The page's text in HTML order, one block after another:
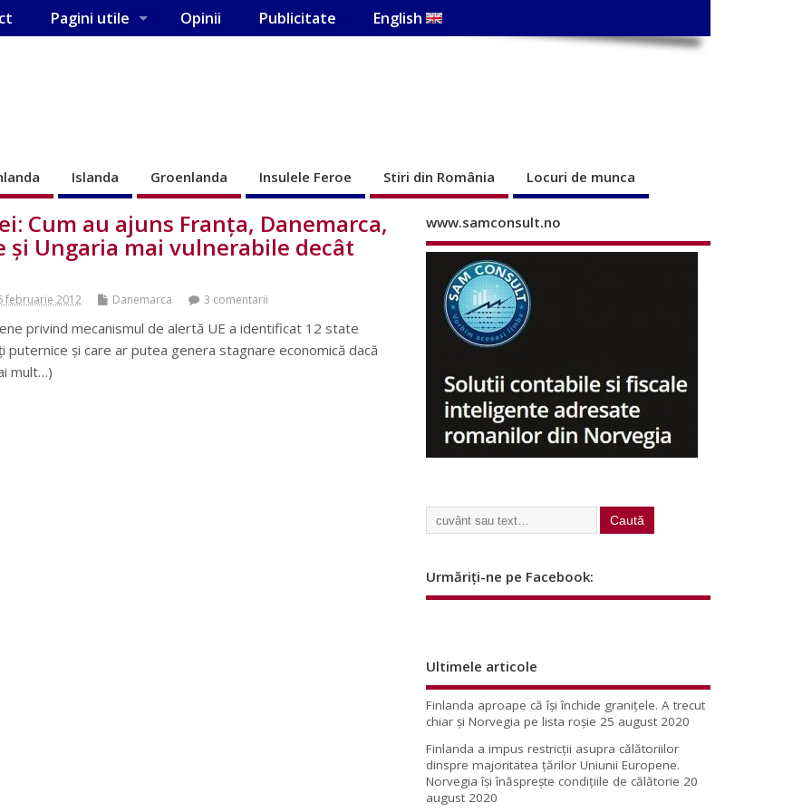
Pagini utile Opinii Publicitate English
Islanda Groenlanda Insulele Feroe Stiri din România Locuri de munca
Cum au ajuns Franţa, Danemarca,
şi Ungaria mai vulnerabile decât
februarie 2012 Danemarca 3 comentarii
privind mecanismul de alertă UE a identificat 12 state
puternice şi care ar putea genera stagnare economică dacă
mult…)
www.samconsult.no
Urmăriți-ne pe Facebook:
Ultimele articole
Finlanda aproape că își închide granițele. A trecut
chiar și Norvegia pe lista roșie 25 august 2020
Finlanda a impus restricţii asupra călătoriilor
dinspre majoritatea ţărilor Uniunii Europene.
Norvegia își înăsprește condițiile de călătorie 20
august 2020